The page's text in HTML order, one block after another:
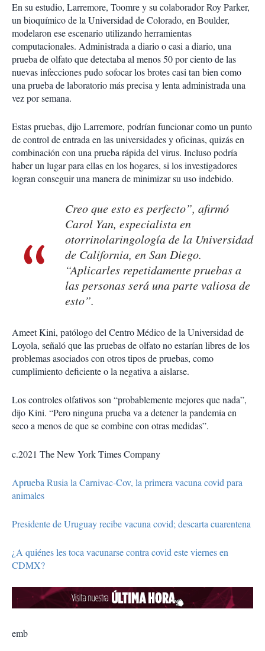
En su estudio, Larremore, Toomre y su colaborador Roy Parker,
un bioquímico de la Universidad de Colorado, en Boulder,
modelaron ese escenario utilizando herramientas
computacionales. Administrada a diario o casi a diario, una
prueba de olfato que detectaba al menos 50 por ciento de las
nuevas infecciones pudo sofocar los brotes casi tan bien como
una prueba de laboratorio más precisa y lenta administrada una
vez por semana.
Estas pruebas, dijo Larremore, podrían funcionar como un punto
de control de entrada en las universidades y oficinas, quizás en
combinación con una prueba rápida del virus. Incluso podría
haber un lugar para ellas en los hogares, si los investigadores
logran conseguir una manera de minimizar su uso indebido.
Creo que esto es perfecto”, afirmó
Carol Yan, especialista en
otorrinolaringología de la Universidad
de California, en San Diego.
“Aplicarles repetidamente pruebas a
las personas será una parte valiosa de
esto”.
Ameet Kini, patólogo del Centro Médico de la Universidad de
Loyola, señaló que las pruebas de olfato no estarían libres de los
problemas asociados con otros tipos de pruebas, como
cumplimiento deficiente o la negativa a aislarse.
Los controles olfativos son “probablemente mejores que nada”,
dijo Kini. “Pero ninguna prueba va a detener la pandemia en
seco a menos de que se combine con otras medidas”.
c.2021 The New York Times Company
Aprueba Rusia la Carnivac-Cov, la primera vacuna covid para
animales
Presidente de Uruguay recibe vacuna covid; descarta cuarentena
¿A quiénes les toca vacunarse contra covid este viernes en
CDMX?
emb